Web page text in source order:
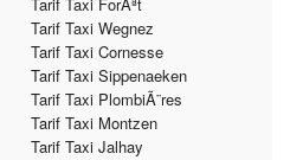
Tarif Taxi Wegnez
Tarif Taxi Cornesse
Tarif Taxi Sippenaeken
Tarif Taxi PlombiÃ¨res
Tarif Taxi Montzen
Tarif Taxi Jalhay